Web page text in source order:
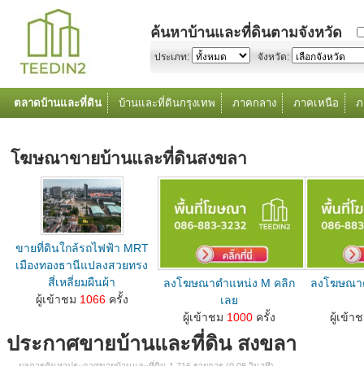
ค้นหาบ้านและที่ดินตามจังหวัด
ประเภท: จังหวัด:
ตลาดบ้านและที่ดิน บ้านและที่ดินกรุงเทพ ภาคกลาง ภาคเหนือ
โฆษณาขายบ้านและที่ดินสงขลา
ขายที่ดินใกล้รถไฟฟ้า MRT
เมืองทองธานีแปลงสวยทรง
สี่เหลี่ยมผืนผ้า
ลงโฆษณาขายบ้านที่ดินตำแหน่ง M คลิกเลย...
ผู้เข้าชม 1066 ครั้ง
ลงโฆษณาตำแหน่ง M คลิก
เลย
ลงโฆษณาขายบ้านที่ดินตำแหน่ง M คลิกเลย...
ผู้เข้าชม 1000 ครั้ง
ลงโฆษณา
ลงโฆษณาขาย
ผู้เข้า
ประกาศขายบ้านและที่ดิน สงขลา